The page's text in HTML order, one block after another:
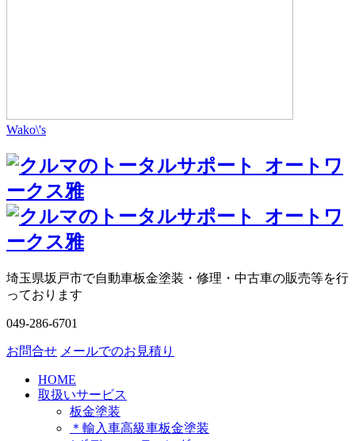
Wako\'s
埼玉県坂戸市で自動車板金塗装・修理・中古車の販売等を行
っております
049-286-6701
お問合せ メールでのお見積り
HOME
取扱いサービス
板金塗装
＊輸入車高級車板金塗装